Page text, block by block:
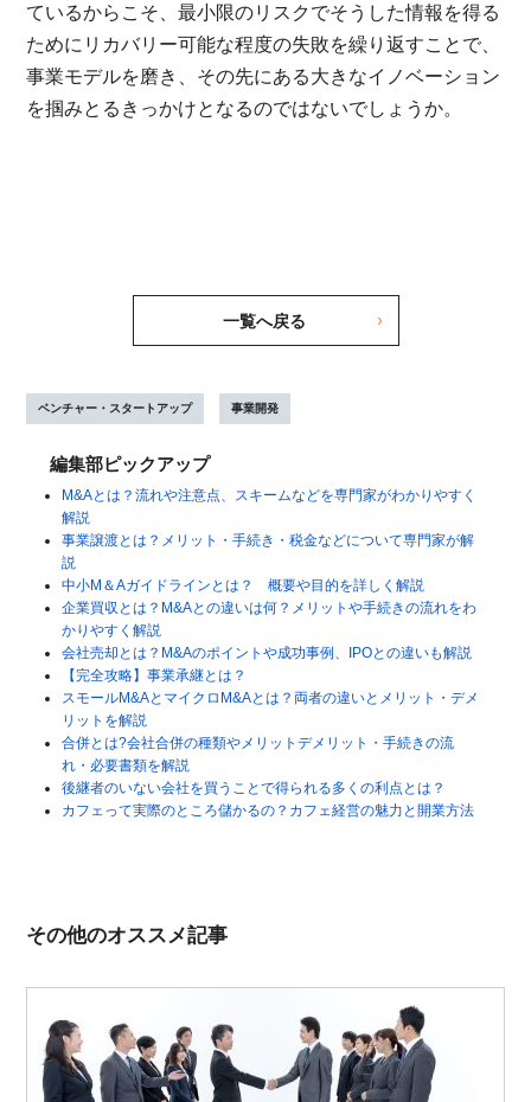
ているからこそ、最小限のリスクでそうした情報を得る
ためにリカバリー可能な程度の失敗を繰り返すことで、
事業モデルを磨き、その先にある大きなイノベーション
を掴みとるきっかけとなるのではないでしょうか。
一覧へ戻る
ベンチャー・スタートアップ 事業開発
編集部ピックアップ
M&Aとは？流れや注意点、スキームなどを専門家がわかりやすく
解説
事業譲渡とは？メリット・手続き・税金などについて専門家が解
説
中小M＆Aガイドラインとは？ 概要や目的を詳しく解説
企業買収とは？M&Aとの違いは何？メリットや手続きの流れをわ
かりやすく解説
会社売却とは？M&Aのポイントや成功事例、IPOとの違いも解説
【完全攻略】事業承継とは？
スモールM&AとマイクロM&Aとは？両者の違いとメリット・デメ
リットを解説
合併とは?会社合併の種類やメリットデメリット・手続きの流
れ・必要書類を解説
後継者のいない会社を買うことで得られる多くの利点とは？
カフェって実際のところ儲かるの？カフェ経営の魅力と開業方法
その他のオススメ記事